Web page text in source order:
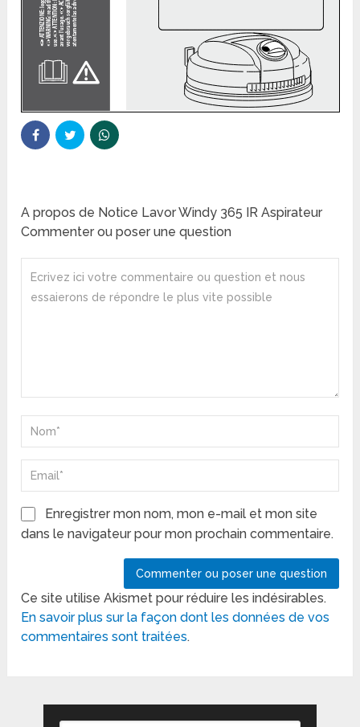
A propos de Notice Lavor Windy 365 IR Aspirateur
Commenter ou poser une question
Enregistrer mon nom, mon e-mail et mon site
dans le navigateur pour mon prochain commentaire.
Ce site utilise Akismet pour réduire les indésirables.
En savoir plus sur la façon dont les données de vos
commentaires sont traitées.